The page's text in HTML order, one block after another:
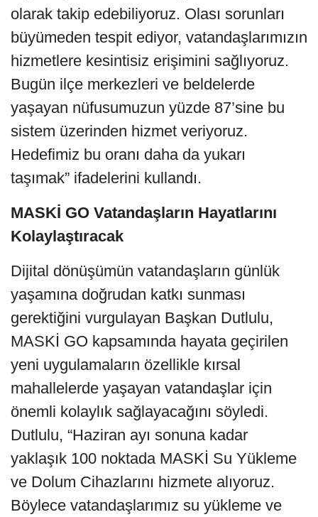
olarak takip edebiliyoruz. Olası sorunları
büyümeden tespit ediyor, vatandaşlarımızın
hizmetlere kesintisiz erişimini sağlıyoruz.
Bugün ilçe merkezleri ve beldelerde
yaşayan nüfusumuzun yüzde 87’sine bu
sistem üzerinden hizmet veriyoruz.
Hedefimiz bu oranı daha da yukarı
taşımak” ifadelerini kullandı.
MASKİ GO Vatandaşların Hayatlarını
Kolaylaştıracak
Dijital dönüşümün vatandaşların günlük
yaşamına doğrudan katkı sunması
gerektiğini vurgulayan Başkan Dutlulu,
MASKİ GO kapsamında hayata geçirilen
yeni uygulamaların özellikle kırsal
mahallelerde yaşayan vatandaşlar için
önemli kolaylık sağlayacağını söyledi.
Dutlulu, “Haziran ayı sonuna kadar
yaklaşık 100 noktada MASKİ Su Yükleme
ve Dolum Cihazlarını hizmete alıyoruz.
Böylece vatandaşlarımız su yükleme ve